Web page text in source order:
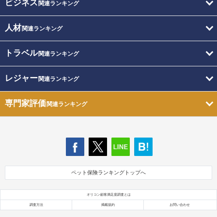
ビジネス 関連ランキング
人材関連ランキング
トラベル関連ランキング
レジャー関連ランキング
専門家評価関連ランキング
ペット保険ランキングトップへ
オリコン顧客満足度調査とは
調査方法 掲載規約 お問い合わせ